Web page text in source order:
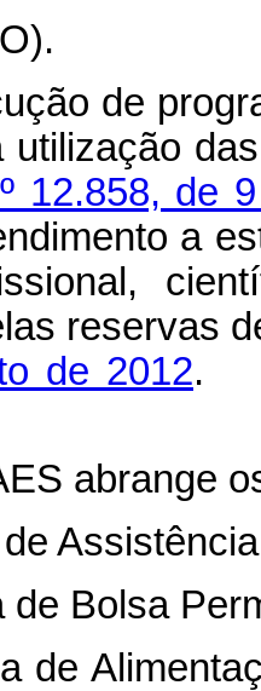
de
utilização
12.858, de
a
reservas
de 2012
abrange
de Bolsa
de